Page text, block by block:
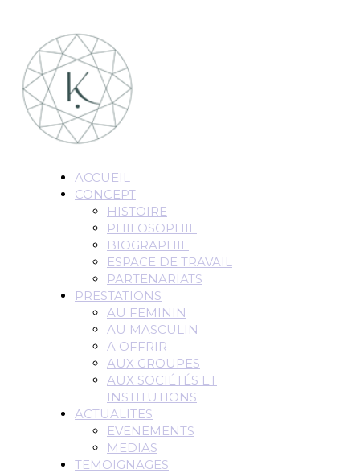
ACCUEIL
CONCEPT
HISTOIRE
PHILOSOPHIE
BIOGRAPHIE
ESPACE DE TRAVAIL
PARTENARIATS
PRESTATIONS
AU FEMININ
AU MASCULIN
A OFFRIR
AUX GROUPES
AUX SOCIÉTÉS ET
INSTITUTIONS
ACTUALITES
EVENEMENTS
MEDIAS
TEMOIGNAGES